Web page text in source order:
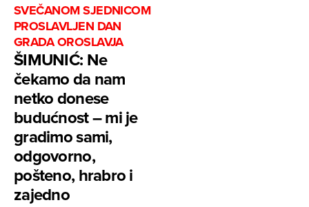
SVEČANOM SJEDNICOM
PROSLAVLJEN DAN
GRADA OROSLAVJA
ŠIMUNIĆ: Ne
čekamo da nam
netko donese
budućnost – mi je
gradimo sami,
odgovorno,
pošteno, hrabro i
zajedno